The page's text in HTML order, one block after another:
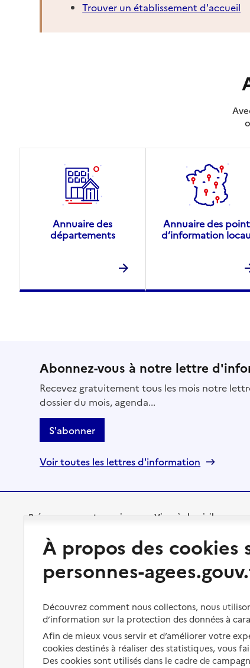
Trouver un établissement d'accueil
Annuaire des
départements
Annuaire des
d’information
Abonnez-vous à notre lettre
Recevez gratuitement tous les mois notre
dossier du mois, agenda...
S'abonner
Voir toutes les lettres d'information
Préserver son autonomie
Perte d'autonomie : évaluation
Aménager son logement et
Préserver son autonomie et sa
Organiser à l'avance sa propre
protection
Vivre à domicile
Bénéficier d'aide à domicile
Bénéficier de soins à
Solutions d'accueil
Partager son logement
Vivre à domicile avec une
À propos des cookies
personnes-
Découvrez comment nous collectons, nous
d’information sur la protection des données à
Afin de mieux vous servir et d’améliorer votre
cookies destinés à réaliser des statistiques,
Des cookies sont utilisés dans le cadre de